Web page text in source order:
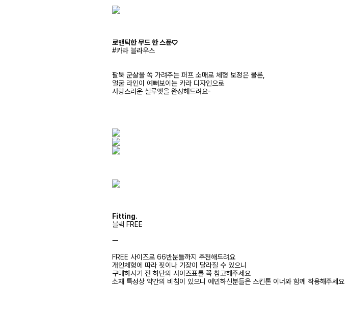
로맨틱한 무드 한 스푼♡
#카라 블라우스
팔뚝 군살을 쏙 가려주는 퍼프 소매로 체형 보정은 물론,
얼굴 라인이 예뻐보이는 카라 디자인으로
사랑스러운 실루엣을 완성해드려요-
Fitting.
블랙 FREE
ㅡ
FREE 사이즈로 66반분들까지 추천해드려요
개인체형에 따라 핏이나 기장이 달라질 수 있으니
구매하시기 전 하단의 사이즈표를 꼭 참고해주세요
소재 특성상 약간의 비침이 있으니 예민하신분들은 스킨톤 이너와 함께 착용해주세요